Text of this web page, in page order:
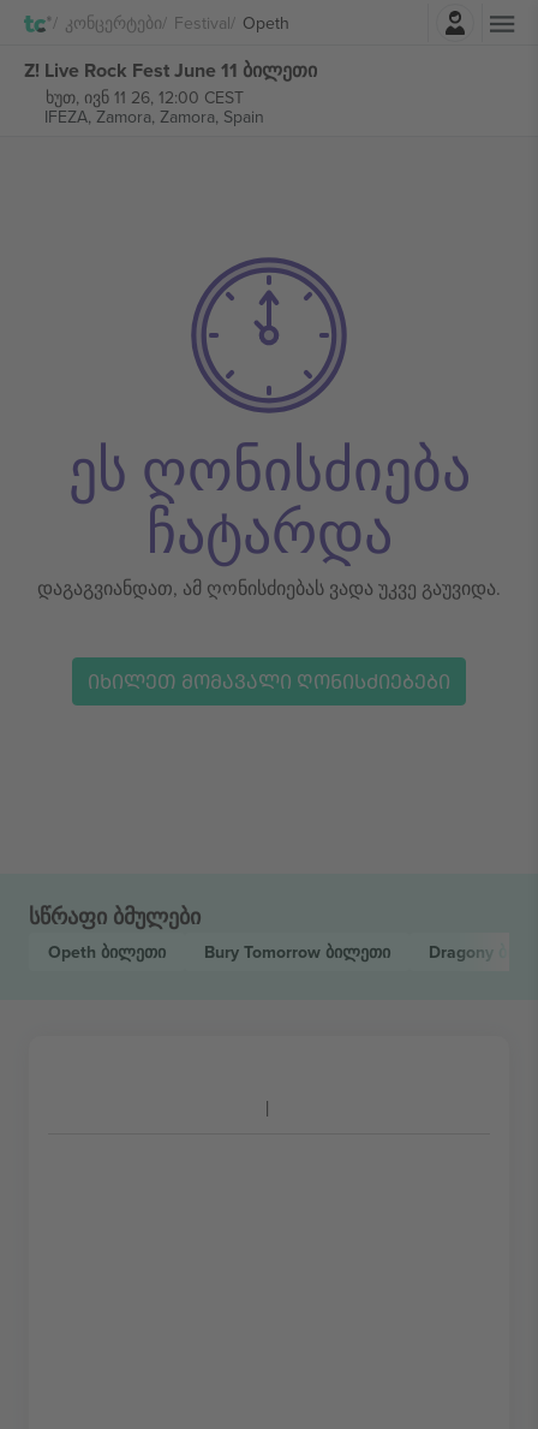
Კონცერტები Festival Opeth
Z! Live Rock Fest June 11 ბილეთი
ხუთ, ივნ 11 26, 12:00 CEST
IFEZA, Zamora, Zamora, Spain
ეს ღონისძიება
ჩატარდა
დაგაგვიანდათ, ამ ღონისძიებას ვადა უკვე გაუვიდა.
ᲘᲮᲘᲚᲔᲗ ᲛᲝᲛᲐᲕᲐᲚᲘ ᲦᲝᲜᲘᲡᲫᲘᲔᲑᲔᲑᲘ
სწრაფი ბმულები
Opeth ბილეთი Bury Tomorrow ბილეთი Dragony